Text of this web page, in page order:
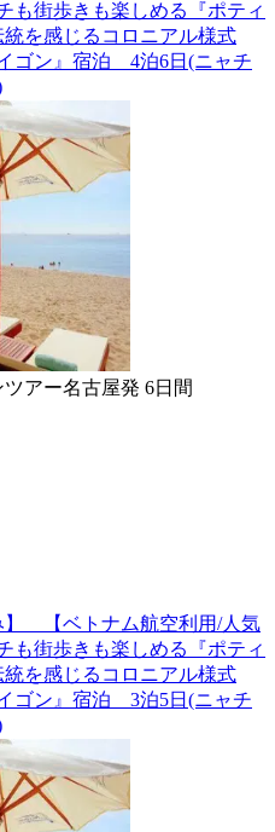
街歩きも楽しめる『ポティ
を感じるコロニアル様式
ゴン』宿泊 4泊6日(ニャチ
ツアー名古屋発 6日間
】 【ベトナム航空利用/人気
街歩きも楽しめる『ポティ
を感じるコロニアル様式
ゴン』宿泊 3泊5日(ニャチ